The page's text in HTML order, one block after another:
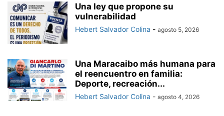
Una ley que propone su
vulnerabilidad
Hebert Salvador Colina - agosto 5, 2026
Una Maracaibo más humana para
el reencuentro en familia:
Deporte, recreación...
Hebert Salvador Colina - agosto 4, 2026